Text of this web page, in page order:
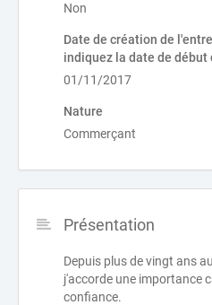
Non
Date de création de
indiquez la date de
01/11/2017
Nature
Commerçant
Présentation
Depuis plus de vingt ans
j'accorde une importance
confiance.